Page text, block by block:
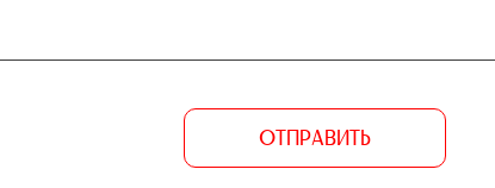
ОТПРАВИТЬ